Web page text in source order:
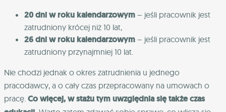
20 dni w roku kalendarzowym – jeśli pracownik jest
zatrudniony krócej niż 10 lat,
26 dni w roku kalendarzowym – jeśli pracownik jest
zatrudniony przynajmniej 10 lat.
Nie chodzi jednak o okres zatrudnienia u jednego
pracodawcy, a o cały czas przepracowany na umowach o
pracę. Co więcej, w stażu tym uwzględnia się także czas